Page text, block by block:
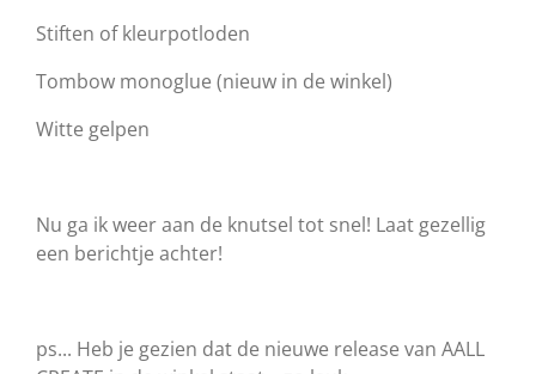
Stiften of kleurpotloden
Tombow monoglue (nieuw in de winkel)
Witte gelpen
Nu ga ik weer aan de knutsel tot snel! Laat gezellig
een berichtje achter!
ps... Heb je gezien dat de nieuwe release van AALL